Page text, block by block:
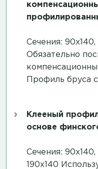
Сечения: 90х140,
Обязательно
Профиль бруса
Клееный
основе
Сечения: 90х140,
190х140